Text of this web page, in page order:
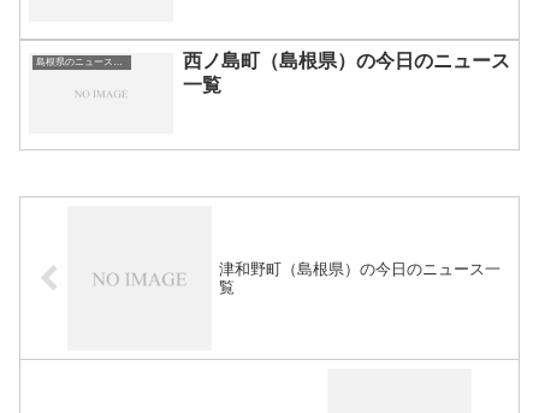
島根県のニュース一覧
西ノ島町（島根県）の今日のニュース
一覧
津和野町（島根県）の今日のニュース一
覧